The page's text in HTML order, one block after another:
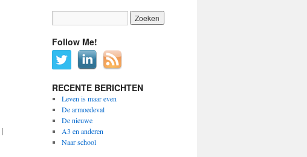
|
Follow Me!
RECENTE BERICHTEN
Leven is maar even
De armoedeval
De nieuwe
A3 en anderen
Naar school